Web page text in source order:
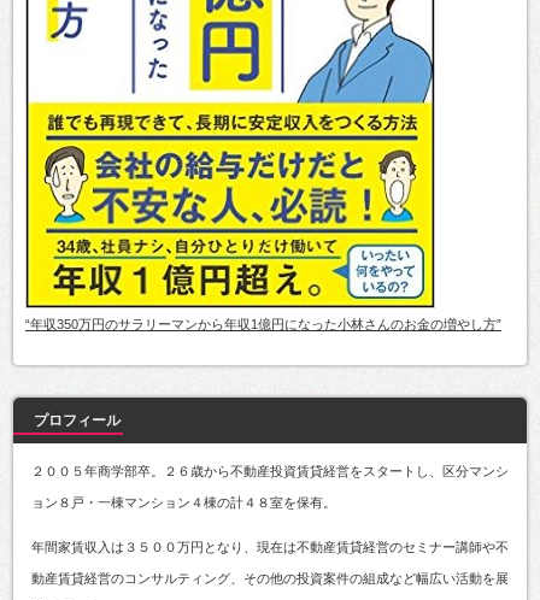
“年収350万円のサラリーマンから年収1億円になった小林さんのお金の増やし方”
プロフィール
２００５年商学部卒。２６歳から不動産投資賃貸経営をスタートし、区分マンシ
ョン８戸・一棟マンション４棟の計４８室を保有。
年間家賃収入は３５００万円となり、現在は不動産賃貸経営のセミナー講師や不
動産賃貸経営のコンサルティング、その他の投資案件の組成など幅広い活動を展